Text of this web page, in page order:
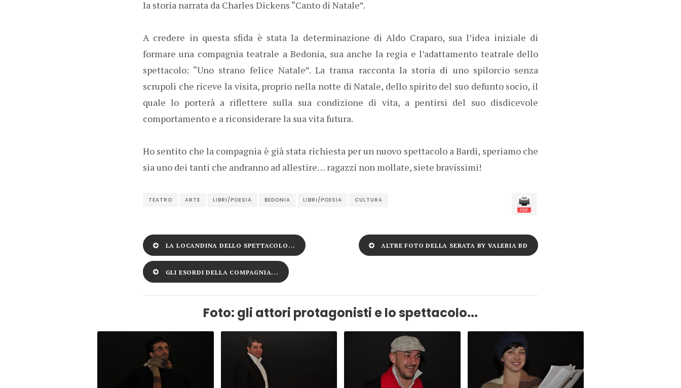
la storia narrata da Charles Dickens “Canto di Natale”.
A credere in questa sfida è stata la determinazione di Aldo Craparo, sua l’idea iniziale di
formare una compagnia teatrale a Bedonia, sua anche la regia e l’adattamento teatrale dello
spettacolo: “Uno strano felice Natale”. La trama racconta la storia di uno spilorcio senza
scrupoli che riceve la visita, proprio nella notte di Natale, dello spirito del suo defunto socio, il
quale lo porterà a riflettere sulla sua condizione di vita, a pentirsi del suo disdicevole
comportamento e a riconsiderare la sua vita futura.
Ho sentito che la compagnia è già stata richiesta per un nuovo spettacolo a Bardi, speriamo che
sia uno dei tanti che andranno ad allestire… ragazzi non mollate, siete bravissimi!
TEATRO ARTE LIBRI/POESIA BEDONIA LIBRI/POESIA CULTURA
LA LOCANDINA DELLO SPETTACOLO... ALTRE FOTO DELLA SERATA BY VALERIA BD
GLI ESORDI DELLA COMPAGNIA...
Foto: gli attori protagonisti e lo spettacolo...